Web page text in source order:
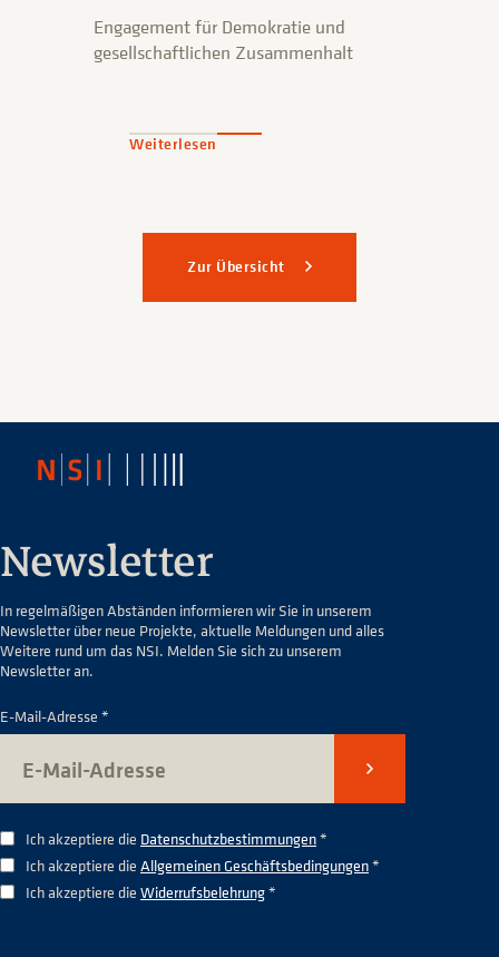
Engagement für Demokratie und
gesellschaftlichen Zusammenhalt
Weiterlesen
Zur Übersicht
Newsletter
In regelmäßigen Abständen informieren wir Sie in unserem
Newsletter über neue Projekte, aktuelle Meldungen und alles
Weitere rund um das NSI. Melden Sie sich zu unserem
Newsletter an.
E-Mail-Adresse *
Senden
Ich akzeptiere die Datenschutzbestimmungen*
Ich akzeptiere die Allgemeinen Geschäftsbedingungen*
Ich akzeptiere die Widerrufsbelehrung*